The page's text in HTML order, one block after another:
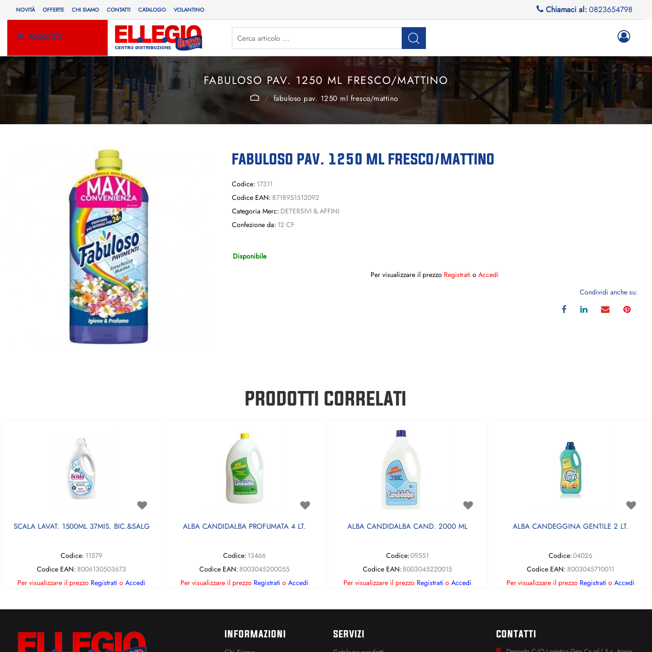
NOVITÀ OFFERTE CHI SIAMO CONTATTI CATALOGO VOLANTINO Chiamaci al: 0823654798
PRODOTTI
FABULOSO PAV. 1250 ML FRESCO/MATTINO
fabuloso pav. 1250 ml fresco/mattino
FABULOSO PAV. 1250 ML FRESCO/MATTINO
Codice: 17311
Codice EAN: 8718951512092
Categoria Merc: DETERSIVI & AFFINI
Confezione da: 12 CF
Disponibile
Per visualizzare il prezzo Registrati o Accedi
Condividi anche su:
PRODOTTI CORRELATI
SCALA LAVAT. 1500ML 37MIS. BIC.&SALG
Codice: 11579
Codice EAN: 8006130503673
Per visualizzare il prezzo Registrati o Accedi
ALBA CANDIDALBA PROFUMATA 4 LT.
Codice: 13466
Codice EAN: 8003045200055
Per visualizzare il prezzo Registrati o Accedi
ALBA CANDIDALBA CAND. 2000 ML
Codice:09551
Codice EAN: 8003045220015
Per visualizzare il prezzo Registrati o Accedi
ALBA CANDEGGINA GENTILE 2 LT.
Codice:04026
Codice EAN: 8003045710011
Per visualizzare il prezzo Registrati o Accedi
INFORMAZIONI SERVIZI CONTATTI